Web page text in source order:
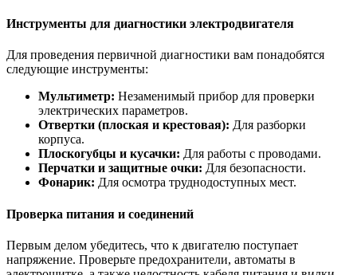
Инструменты для диагностики электродвигателя
Для проведения первичной диагностики вам понадобятся
следующие инструменты:
Мультиметр: Незаменимый прибор для проверки
электрических параметров.
Отвертки (плоская и крестовая): Для разборки
корпуса.
Плоскогубцы и кусачки: Для работы с проводами.
Перчатки и защитные очки: Для безопасности.
Фонарик: Для осмотра труднодоступных мест.
Проверка питания и соединений
Первым делом убедитесь, что к двигателю поступает
напряжение. Проверьте предохранители, автоматы в